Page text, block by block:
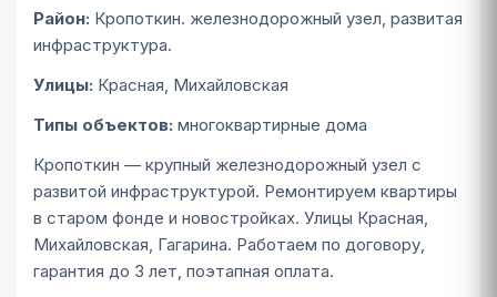
Район: Кропоткин. железнодорожный узел, развитая
инфраструктура.
Улицы: Красная, Михайловская
Типы объектов: многоквартирные дома
Кропоткин — крупный железнодорожный узел с
развитой инфраструктурой. Ремонтируем квартиры
в старом фонде и новостройках. Улицы Красная,
Михайловская, Гагарина. Работаем по договору,
гарантия до 3 лет, поэтапная оплата.